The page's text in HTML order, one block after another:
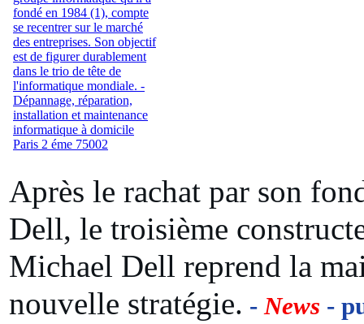
Après le rachat par son
Dell, le troisième
Michael Dell reprend la
nouvelle stratégie. - News -